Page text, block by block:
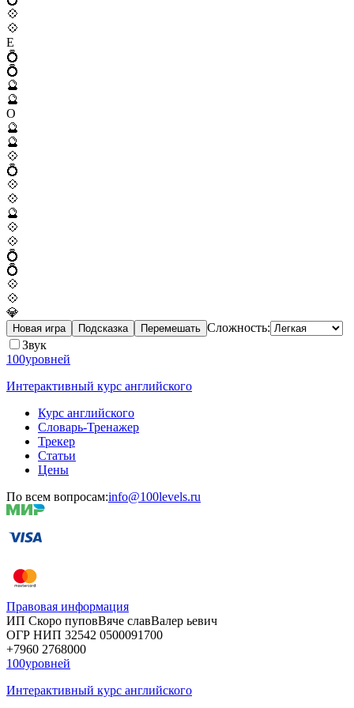
💠
💠
E
💍
💍
🔮
🔮
O
🔮
🔮
💠
💍
💠
💠
🔮
💠
💠
💍
💍
💠
💠
💎
Новая игра Подсказка Перемешать Сложность:
Звук
100уровней
Интерактивный курс английского
Курс английского
Словарь-Тренажер
Трекер
Статьи
Цены
По всем вопросам:info@100levels.ru
Правовая информация
ИП Скоро пуповВяче славВалер ьевич
ОГР НИП 32542 0500091700
+7960 2768000
100уровней
Интерактивный курс английского